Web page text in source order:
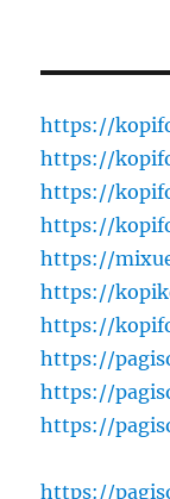
https://
https://
https://
https://
https://
https://
https://
https://
https://
https://
https://